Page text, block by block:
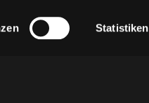
Statistiken